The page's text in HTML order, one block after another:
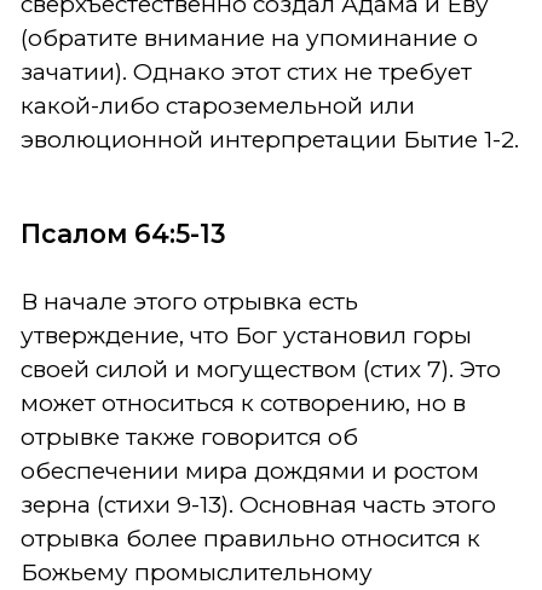
(обратите внимание на упоминание о
зачатии). Однако этот стих не требует
какой-либо староземельной или
эволюционной интерпретации Бытие 1-2.
Псалом 64:5-13
В начале этого отрывка есть
утверждение, что Бог установил горы
своей силой и могуществом (стих 7). Это
может относиться к сотворению, но в
отрывке также говорится об
обеспечении мира дождями и ростом
зерна (стихи 9-13). Основная часть этого
отрывка более правильно относится к
Божьему промыслительному